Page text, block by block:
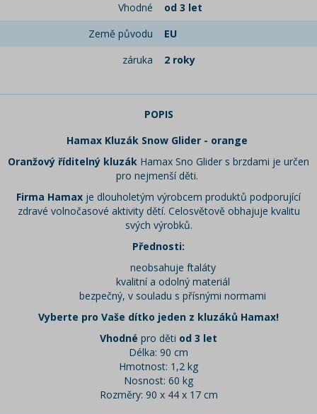
Vhodné
od 3 let
Země původu
EU
záruka
2 roky
POPIS
Hamax Kluzák Snow Glider - orange
Oranžový říditelný kluzák Hamax Sno Glider s brzdami je určen
pro nejmenší děti.
Firma Hamax je dlouholetým výrobcem produktů podporující
zdravé volnočasové aktivity dětí. Celosvětově obhajuje kvalitu
svých výrobků.
Přednosti:
neobsahuje ftaláty
kvalitní a odolný materiál
bezpečný, v souladu s přísnými normami
Vyberte pro Vaše dítko jeden z kluzáků Hamax!
Vhodné pro děti od 3 let
Délka: 90 cm
Hmotnost: 1,2 kg
Nosnost: 60 kg
Rozměry: 90 x 44 x 17 cm